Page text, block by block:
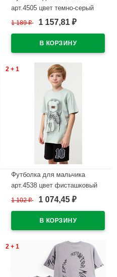
арт.4505 цвет темно-серый
В наличии
1 189₽ 1 157,81 ₽
2 + 1
Футболка для мальчика
арт.4538 цвет фисташковый
В наличии
1 102₽ 1 074,45 ₽
2 + 1